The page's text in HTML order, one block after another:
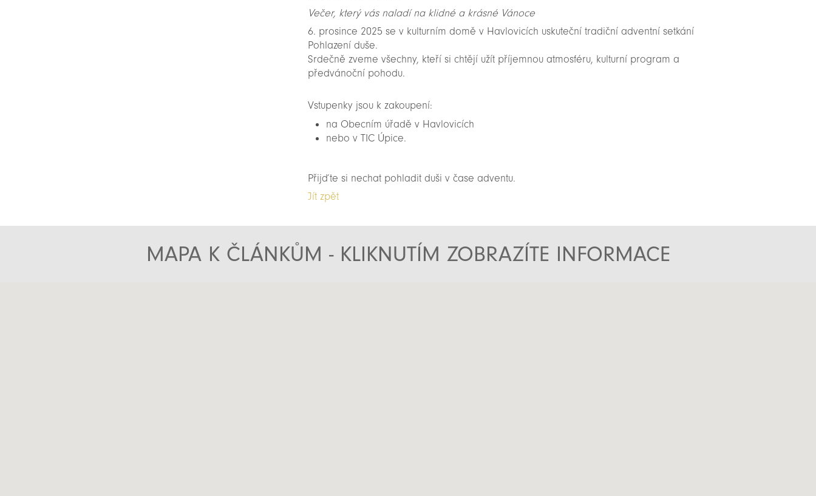
Večer, který vás naladí na klidné a krásné Vánoce
6. prosince 2025 se v kulturním domě v Havlovicích uskuteční tradiční adventní setkání
Pohlazení duše.
Srdečně zveme všechny, kteří si chtějí užít příjemnou atmosféru, kulturní program a
předvánoční pohodu.
Vstupenky jsou k zakoupení:
na Obecním úřadě v Havlovicích
nebo v TIC Úpice.
Přijďte si nechat pohladit duši v čase adventu.
Jít zpět
MAPA K ČLÁNKŮM - KLIKNUTÍM ZOBRAZÍTE INFORMACE